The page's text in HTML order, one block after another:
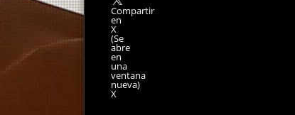
Compartir
en
X
(Se
abre
en
una
ventana
nueva)
X